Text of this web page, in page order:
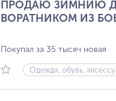
ПРОДАЮ ЗИМНИЮ
ВОРАТНИКОМ ИЗ
Покупал за 35 тысяч новая
Одежда, обувь,